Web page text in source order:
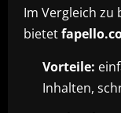
Im Vergleich
bietet
Vorteile:
Inhalten,